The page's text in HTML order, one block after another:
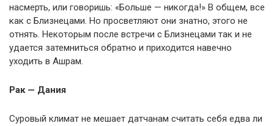
насмерть, или говоришь: «Больше — никогда!» В общем, все
как с Близнецами. Но просветляют они знатно, этого не
отнять. Некоторым после встречи с Близнецами так и не
удается затемниться обратно и приходится навечно
уходить в Ашрам.
Рак — Дания
Суровый климат не мешает датчанам считать себя едва ли